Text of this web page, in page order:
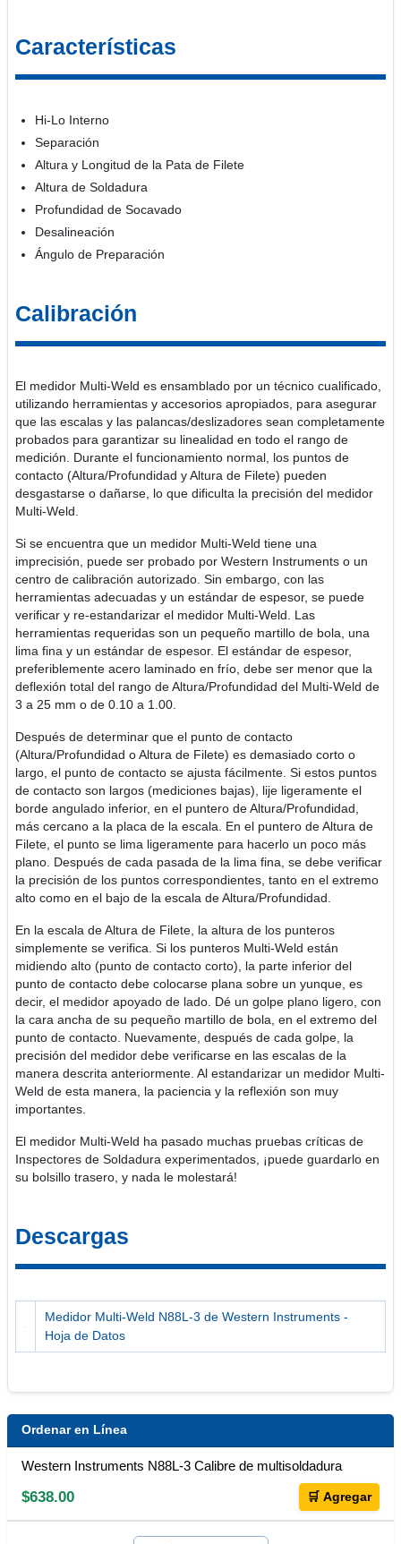
Características
Hi-Lo Interno
Separación
Altura y Longitud de la Pata de Filete
Altura de Soldadura
Profundidad de Socavado
Desalineación
Ángulo de Preparación
Calibración
El medidor Multi-Weld es ensamblado por un técnico cualificado,
utilizando herramientas y accesorios apropiados, para asegurar
que las escalas y las palancas/deslizadores sean completamente
probados para garantizar su linealidad en todo el rango de
medición. Durante el funcionamiento normal, los puntos de
contacto (Altura/Profundidad y Altura de Filete) pueden
desgastarse o dañarse, lo que dificulta la precisión del medidor
Multi-Weld.
Si se encuentra que un medidor Multi-Weld tiene una
imprecisión, puede ser probado por Western Instruments o un
centro de calibración autorizado. Sin embargo, con las
herramientas adecuadas y un estándar de espesor, se puede
verificar y re-estandarizar el medidor Multi-Weld. Las
herramientas requeridas son un pequeño martillo de bola, una
lima fina y un estándar de espesor. El estándar de espesor,
preferiblemente acero laminado en frío, debe ser menor que la
deflexión total del rango de Altura/Profundidad del Multi-Weld de
3 a 25 mm o de 0.10 a 1.00.
Después de determinar que el punto de contacto
(Altura/Profundidad o Altura de Filete) es demasiado corto o
largo, el punto de contacto se ajusta fácilmente. Si estos puntos
de contacto son largos (mediciones bajas), lije ligeramente el
borde angulado inferior, en el puntero de Altura/Profundidad,
más cercano a la placa de la escala. En el puntero de Altura de
Filete, el punto se lima ligeramente para hacerlo un poco más
plano. Después de cada pasada de la lima fina, se debe verificar
la precisión de los puntos correspondientes, tanto en el extremo
alto como en el bajo de la escala de Altura/Profundidad.
En la escala de Altura de Filete, la altura de los punteros
simplemente se verifica. Si los punteros Multi-Weld están
midiendo alto (punto de contacto corto), la parte inferior del
punto de contacto debe colocarse plana sobre un yunque, es
decir, el medidor apoyado de lado. Dé un golpe plano ligero, con
la cara ancha de su pequeño martillo de bola, en el extremo del
punto de contacto. Nuevamente, después de cada golpe, la
precisión del medidor debe verificarse en las escalas de la
manera descrita anteriormente. Al estandarizar un medidor Multi-
Weld de esta manera, la paciencia y la reflexión son muy
importantes.
El medidor Multi-Weld ha pasado muchas pruebas críticas de
Inspectores de Soldadura experimentados, ¡puede guardarlo en
su bolsillo trasero, y nada le molestará!
Descargas
Medidor Multi-Weld N88L-3 de Western Instruments -
Hoja de Datos
Ordenar en Línea
Western Instruments N88L-3 Calibre de multisoldadura
$638.00 🛒 Agregar